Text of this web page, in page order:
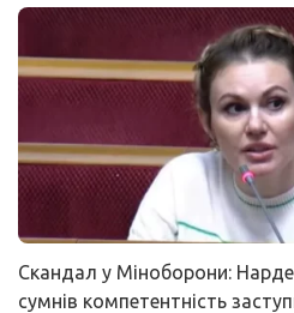
Скандал у Міноборони:
сумнів компетентність